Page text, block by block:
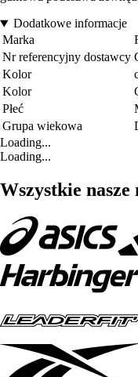
Dodatkowe informacje
Marka
Nr referencyjny dostawcy
Kolor
Kolor
Płeć
Grupa wiekowa
Loading...
Loading...
Wszystkie